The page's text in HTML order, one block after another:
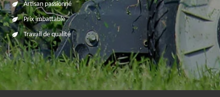
Artisan passionné
Prix imbattable
Travail de qualité